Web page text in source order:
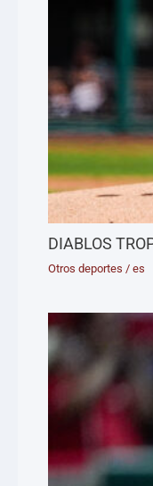
DIABLOS
Otros deportes /es